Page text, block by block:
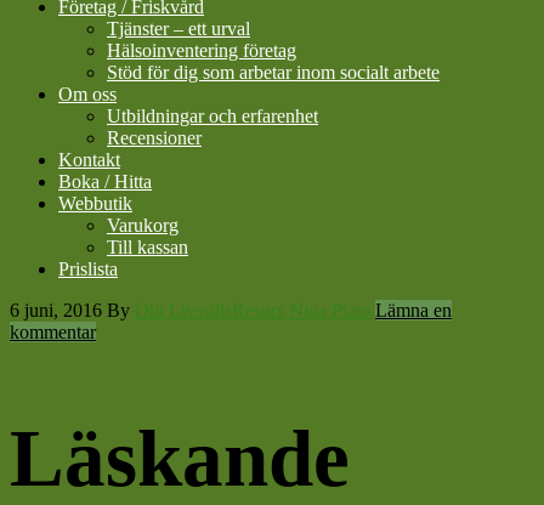
Företag / Friskvård
Tjänster – ett urval
Hälsoinventering företag
Stöd för dig som arbetar inom socialt arbete
Om oss
Utbildningar och erfarenhet
Recensioner
Kontakt
Boka / Hitta
Webbutik
Varukorg
Till kassan
Prislista
6 juni, 2016 By Din LivsstilsResurs Nina Plato Lämna en
kommentar
Läskande